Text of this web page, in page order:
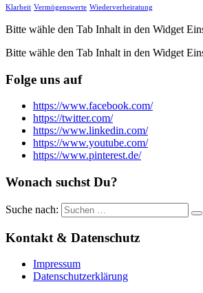
Klarheit Vermögenswerte Wiederverheiratung
Bitte wähle den Tab Inhalt in den Widget
Bitte wähle den Tab Inhalt in den Widget
Folge uns auf
https://www.facebook.com/
https://twitter.com/
https://www.linkedin.com/
https://www.youtube.com/
https://www.pinterest.de/
Wonach suchst Du?
Suche nach:
Kontakt & Datenschutz
Impressum
Datenschutzerklärung